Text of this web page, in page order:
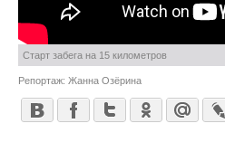
Старт забега на 15 километров
Репортаж: Жанна Озёрина